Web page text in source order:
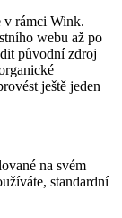
v rámci Wink.
webu až po
původní zdroj
ještě jeden
na svém
standardní